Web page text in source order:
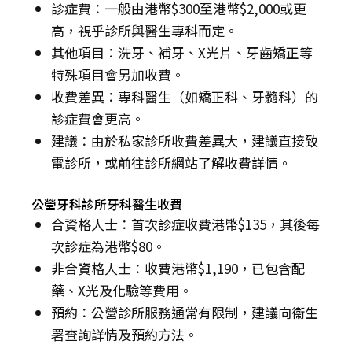
診症費：一般由港幣$300至港幣$2,000或更
高，視乎診所與醫生專科而定。
其他項目：洗牙、補牙、X光片、牙齒矯正等
特殊項目會另加收費。
收費差異：專科醫生（如矯正科、牙髓科）的
診症費會更高。
建議：由於私家診所收費差異大，建議直接致
電診所，或前往診所網站了解收費詳情。
公營牙科診所牙科醫生收費
合資格人士：首次診症收費港幣$135，其後每
次診症為港幣$80。
非合資格人士：收費港幣$1,190，已包含配
藥、X光及化驗等費用。
預約：公營診所服務通常有限制，建議向衞生
署查詢詳情及預約方法。